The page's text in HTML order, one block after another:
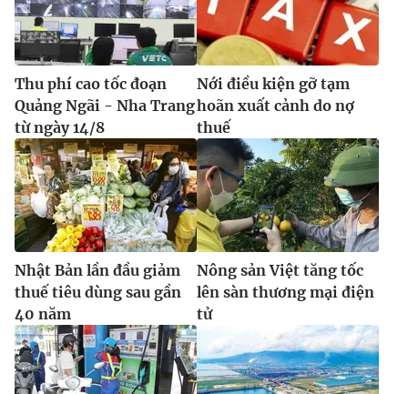
Thu phí cao tốc đoạn
Quảng Ngãi - Nha Trang
từ ngày 14/8
Nới điều kiện gỡ tạm
hoãn xuất cảnh do nợ
thuế
Nhật Bản lần đầu giảm
thuế tiêu dùng sau gần
40 năm
Nông sản Việt tăng tốc
lên sàn thương mại điện
tử